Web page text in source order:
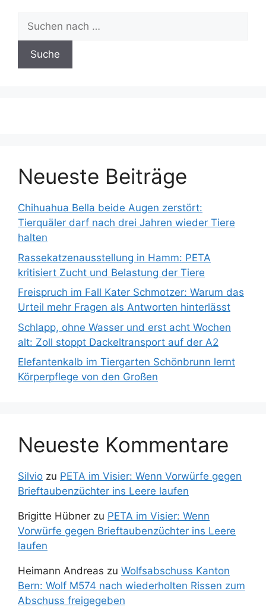
Suchen
nach:
Neueste Beiträge
Chihuahua Bella beide Augen zerstört:
Tierquäler darf nach drei Jahren wieder Tiere
halten
Rassekatzenausstellung in Hamm: PETA
kritisiert Zucht und Belastung der Tiere
Freispruch im Fall Kater Schmotzer: Warum das
Urteil mehr Fragen als Antworten hinterlässt
Schlapp, ohne Wasser und erst acht Wochen
alt: Zoll stoppt Dackeltransport auf der A2
Elefantenkalb im Tiergarten Schönbrunn lernt
Körperpflege von den Großen
Neueste Kommentare
Silvio zu PETA im Visier: Wenn Vorwürfe gegen
Brieftaubenzüchter ins Leere laufen
Brigitte Hübner zu PETA im Visier: Wenn
Vorwürfe gegen Brieftaubenzüchter ins Leere
laufen
Heimann Andreas zu Wolfsabschuss Kanton
Bern: Wolf M574 nach wiederholten Rissen zum
Abschuss freigegeben